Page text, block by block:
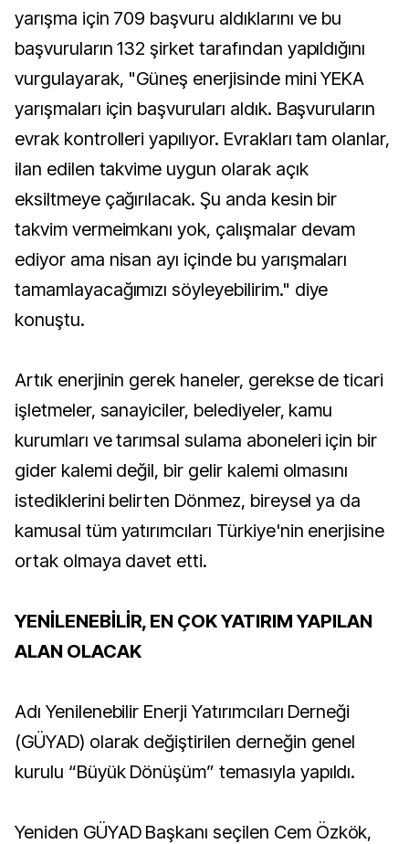
yarışma için 709 başvuru aldıklarını ve bu
başvuruların 132 şirket tarafından yapıldığını
vurgulayarak, "Güneş enerjisinde mini YEKA
yarışmaları için başvuruları aldık. Başvuruların
evrak kontrolleri yapılıyor. Evrakları tam olanlar,
ilan edilen takvime uygun olarak açık
eksiltmeye çağırılacak. Şu anda kesin bir
takvim vermeimkanı yok, çalışmalar devam
ediyor ama nisan ayı içinde bu yarışmaları
tamamlayacağımızı söyleyebilirim." diye
konuştu.
Artık enerjinin gerek haneler, gerekse de ticari
işletmeler, sanayiciler, belediyeler, kamu
kurumları ve tarımsal sulama aboneleri için bir
gider kalemi değil, bir gelir kalemi olmasını
istediklerini belirten Dönmez, bireysel ya da
kamusal tüm yatırımcıları Türkiye'nin enerjisine
ortak olmaya davet etti.
YENİLENEBİLİR, EN ÇOK YATIRIM YAPILAN
ALAN OLACAK
Adı Yenilenebilir Enerji Yatırımcıları Derneği
(GÜYAD) olarak değiştirilen derneğin genel
kurulu “Büyük Dönüşüm” temasıyla yapıldı.
Yeniden GÜYAD Başkanı seçilen Cem Özkök,